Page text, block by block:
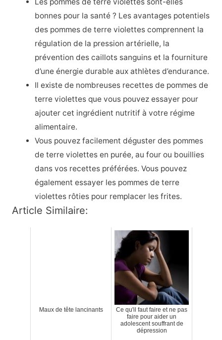
bonnes pour la santé ? Les avantages potentiels
des pommes de terre violettes comprennent la
régulation de la pression artérielle, la
prévention des caillots sanguins et la fourniture
d’une énergie durable aux athlètes d’endurance.
Il existe de nombreuses recettes de pommes de
terre violettes que vous pouvez essayer pour
ajouter cet ingrédient nutritif à votre régime
alimentaire.
Vous pouvez facilement déguster des pommes
de terre violettes en purée, au four ou bouillies
dans vos recettes préférées. Vous pouvez
également essayer les pommes de terre
violettes rôties pour remplacer les frites.
Article Similaire:
Maux de tête lancinants
Ce qu'il faut faire et ne pas
faire pour aider un
adolescent souffrant de
dépression